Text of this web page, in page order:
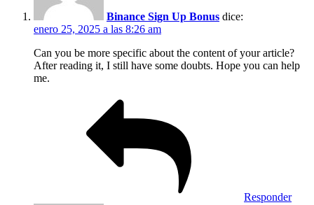
Binance Sign Up Bonus dice:
enero 25, 2025 a las 8:26 am
Can you be more specific about the content of your article?
After reading it, I still have some doubts. Hope you can help
me.
Responder